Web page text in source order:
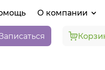
О компании